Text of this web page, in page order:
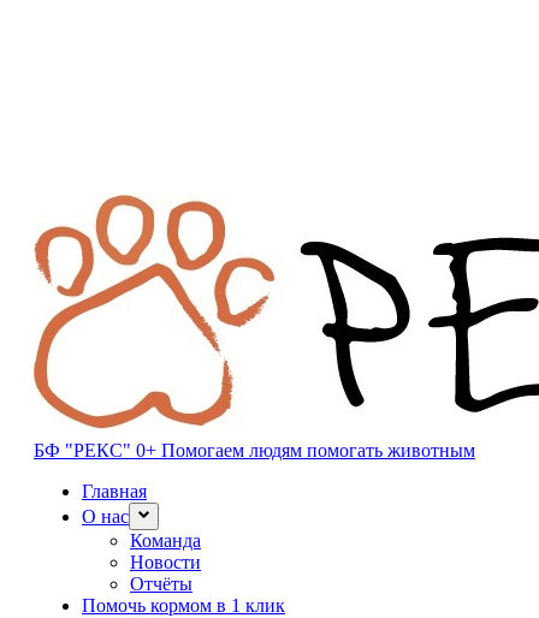
БФ "РЕКС" 0+ Помогаем людям помогать животным
Главная
О нас
Команда
Новости
Отчёты
Помочь кормом в 1 клик